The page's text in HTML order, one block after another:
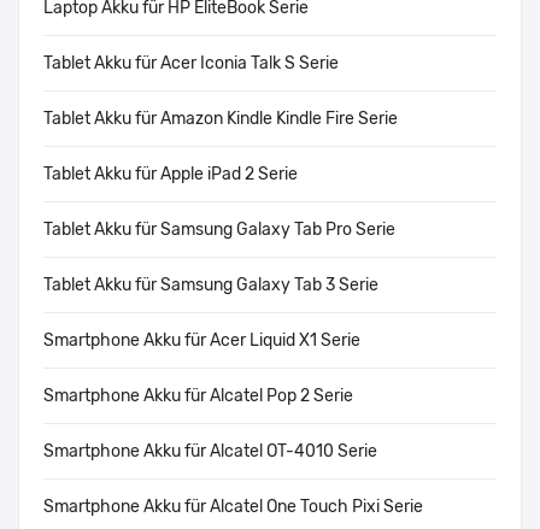
Laptop Akku für HP EliteBook Serie
Tablet Akku für Acer Iconia Talk S Serie
Tablet Akku für Amazon Kindle Kindle Fire Serie
Tablet Akku für Apple iPad 2 Serie
Tablet Akku für Samsung Galaxy Tab Pro Serie
Tablet Akku für Samsung Galaxy Tab 3 Serie
Smartphone Akku für Acer Liquid X1 Serie
Smartphone Akku für Alcatel Pop 2 Serie
Smartphone Akku für Alcatel OT-4010 Serie
Smartphone Akku für Alcatel One Touch Pixi Serie